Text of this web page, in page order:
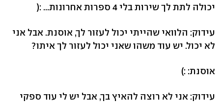
יכולה לתת לך שירות בלי 4 ספרות אחרונות... :(
עידוק: הלוואי שהייתי יכול לעזור לך, אוסנת. אבל אני
לא יכול. יש עוד משהו שאני יכול לעזור לך איתו?
אוסנת: :)
עידוק: אני לא רוצה להאיץ בך, אבל יש לי עוד ספקי